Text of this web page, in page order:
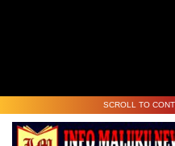
SCROLL TO